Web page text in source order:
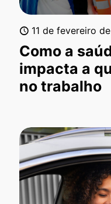
11 de fevereiro
Como a
impacta a
no trabalho